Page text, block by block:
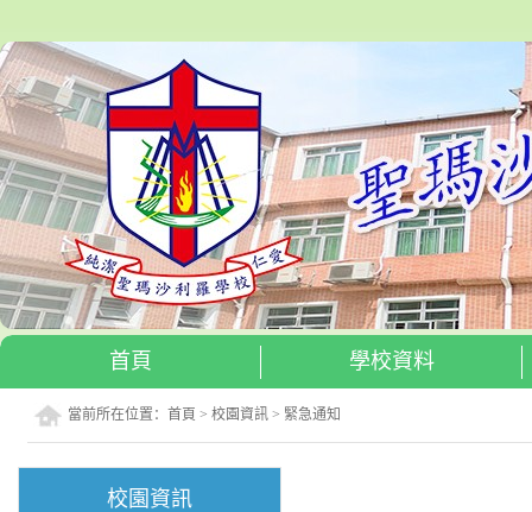
首頁 學校資料
當前所在位置：首頁 >校園資訊 > 緊急通知
校園資訊